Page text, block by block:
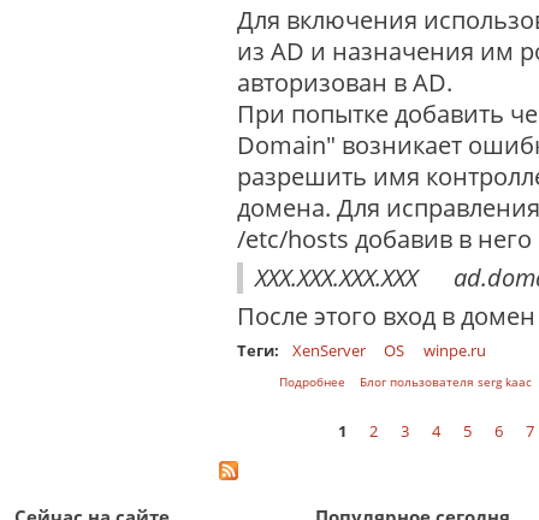
Для включения
из AD и назначения им
авторизован в AD.
При попытке добавить
Domain" возникает
разрешить имя
домена. Для
/etc/hosts добавив в него
XXX.XXX.XXX.XXX
После этого вход в
Теги: XenServer OS winpe.ru
Подробнее о Включение сервера
Блог пользователя serg kaac
1 2 3 4 5 6 7